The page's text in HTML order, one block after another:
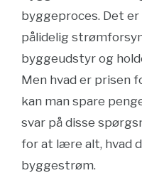
byggeproces. Det
pålidelig
byggeudstyr og
Men hvad er prisen
kan man spare
svar på disse
for at lære alt, hvad
byggestrøm.